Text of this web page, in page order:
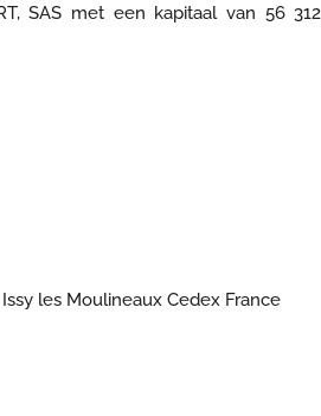
SAS met een kapitaal van 56
les Moulineaux Cedex France